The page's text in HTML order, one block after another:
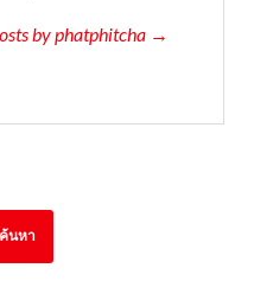
by phatphitcha →
ค้นหา